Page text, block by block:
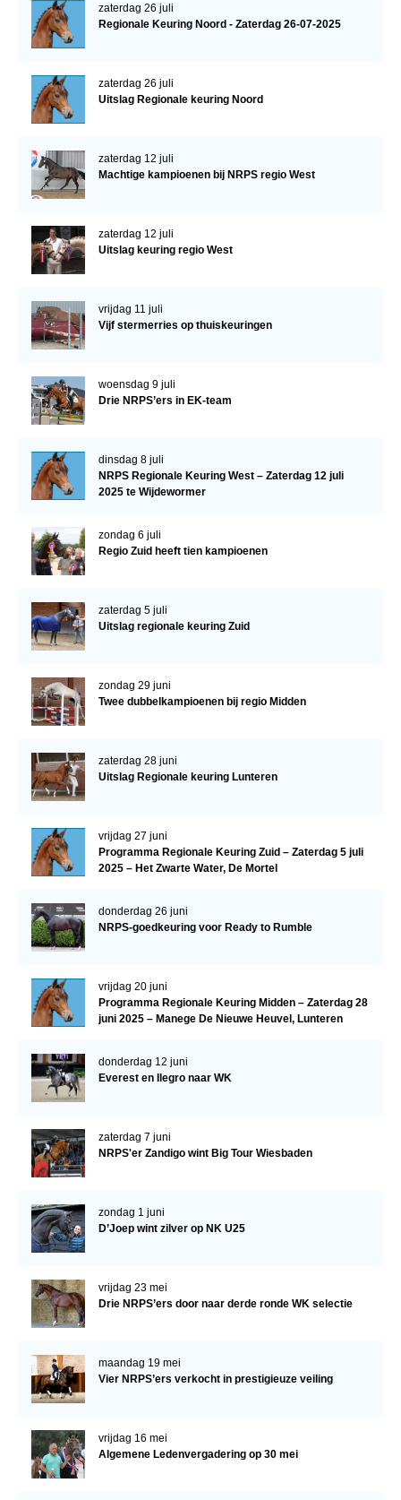
zaterdag 26 juli
Regionale Keuring Noord - Zaterdag 26-07-2025
zaterdag 26 juli
Uitslag Regionale keuring Noord
zaterdag 12 juli
Machtige kampioenen bij NRPS regio West
zaterdag 12 juli
Uitslag keuring regio West
vrijdag 11 juli
Vijf stermerries op thuiskeuringen
woensdag 9 juli
Drie NRPS’ers in EK-team
dinsdag 8 juli
NRPS Regionale Keuring West – Zaterdag 12 juli
2025 te Wijdewormer
zondag 6 juli
Regio Zuid heeft tien kampioenen
zaterdag 5 juli
Uitslag regionale keuring Zuid
zondag 29 juni
Twee dubbelkampioenen bij regio Midden
zaterdag 28 juni
Uitslag Regionale keuring Lunteren
vrijdag 27 juni
Programma Regionale Keuring Zuid – Zaterdag 5 juli
2025 – Het Zwarte Water, De Mortel
donderdag 26 juni
NRPS-goedkeuring voor Ready to Rumble
vrijdag 20 juni
Programma Regionale Keuring Midden – Zaterdag 28
juni 2025 – Manege De Nieuwe Heuvel, Lunteren
donderdag 12 juni
Everest en Ilegro naar WK
zaterdag 7 juni
NRPS'er Zandigo wint Big Tour Wiesbaden
zondag 1 juni
D’Joep wint zilver op NK U25
vrijdag 23 mei
Drie NRPS’ers door naar derde ronde WK selectie
maandag 19 mei
Vier NRPS’ers verkocht in prestigieuze veiling
vrijdag 16 mei
Algemene Ledenvergadering op 30 mei